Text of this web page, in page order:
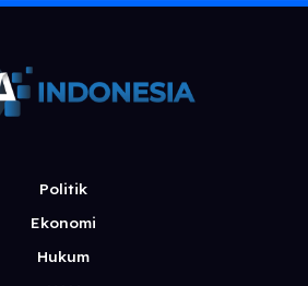
Politik
Ekonomi
Hukum